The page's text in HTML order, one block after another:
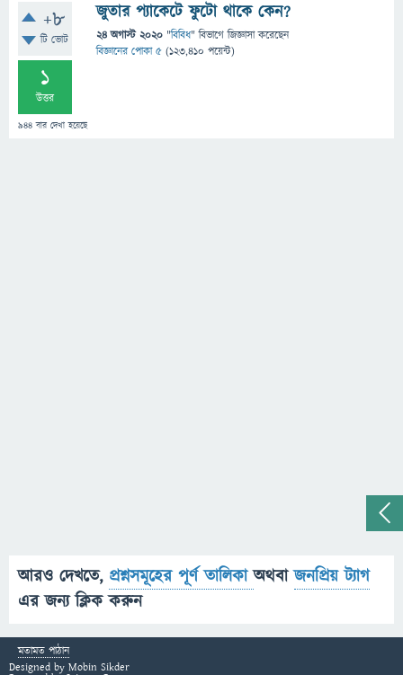
+8
টি ভোট
1
উত্তর
944 বার দেখা হয়েছে
জুতার প্যাকেটে ফুটো থাকে কেন?
24 অগাস্ট 2020 "বিবিধ" বিভাগে জিজ্ঞাসাকরেছেন
বিজ্ঞানের পোকা ৫ (123,410 পয়েন্ট)
আরও দেখতে, প্রশ্নসমূহের পূর্ণ তালিকাঅথবাজনপ্রিয় ট্যাগ
এর জন্য ক্লিক করুন
মতামত পাঠান
Designed by Mobin Sikder